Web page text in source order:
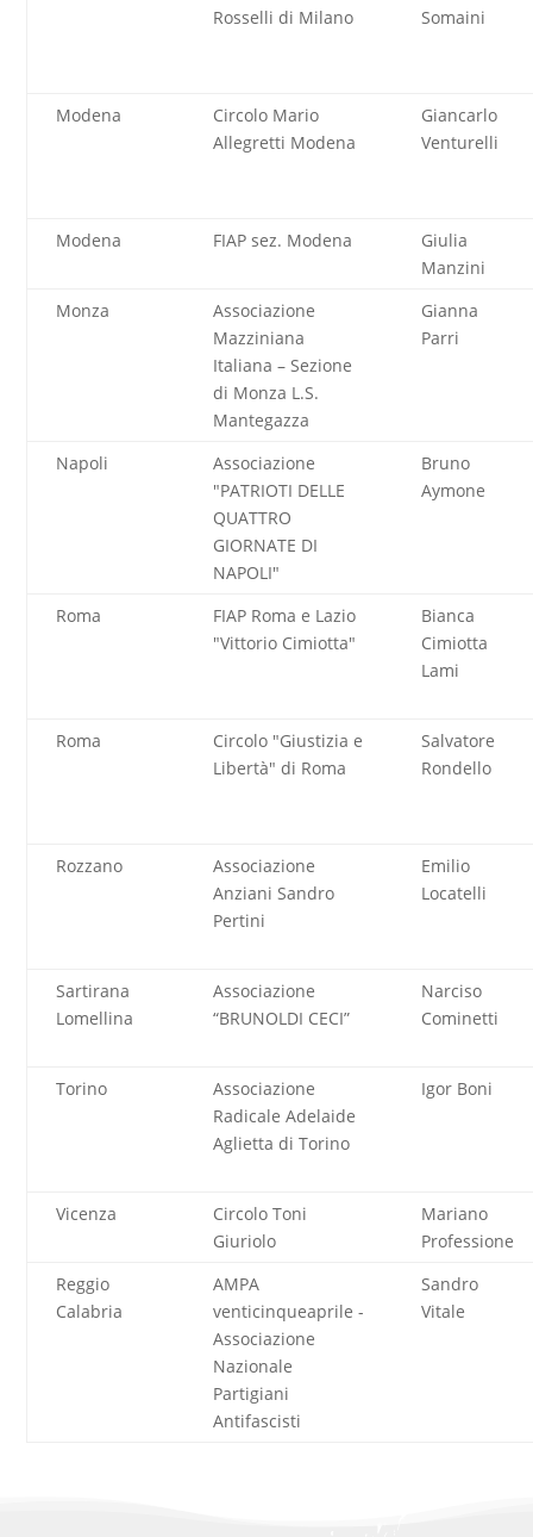
Rosselli di Milano
Somaini
Modena
Circolo Mario
Allegretti Modena
Giancarlo
Venturelli
Modena FIAP sez. Modena
Giulia
Manzini
Monza
Associazione
Mazziniana
Italiana – Sezione
di Monza L.S.
Mantegazza
Gianna
Parri
Napoli
Associazione
"PATRIOTI DELLE
QUATTRO
GIORNATE DI
NAPOLI"
Bruno
Aymone
Roma
FIAP Roma e Lazio
"Vittorio Cimiotta"
Bianca
Cimiotta
Lami
Roma
Circolo "Giustizia e
Libertà" di Roma
Salvatore
Rondello
Rozzano
Associazione
Anziani Sandro
Pertini
Emilio
Locatelli
Sartirana
Lomellina
Associazione
“BRUNOLDI CECI”
Narciso
Cominetti
Torino
Associazione
Radicale Adelaide
Aglietta di Torino
Igor Boni
Vicenza
Circolo Toni
Giuriolo
Mariano
Professione
Reggio
Calabria
AMPA
venticinqueaprile -
Associazione
Nazionale
Partigiani
Antifascisti
Sandro
Vitale